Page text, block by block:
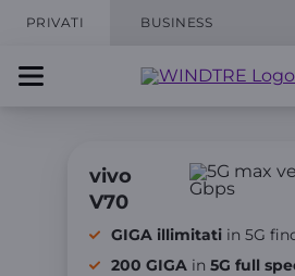
PRIVATI BUSINESS
vivo
V70
GIGA illimitati in 5G
200 GIGA in 5G full